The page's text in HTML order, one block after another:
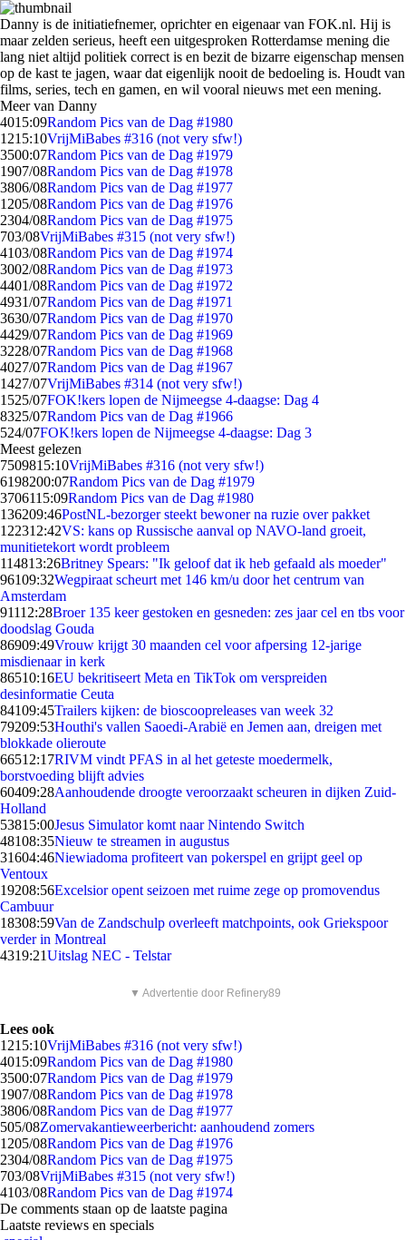
Danny is de initiatiefnemer, oprichter en eigenaar van FOK.nl. Hij is
maar zelden serieus, heeft een uitgesproken Rotterdamse mening die
lang niet altijd politiek correct is en bezit de bizarre eigenschap mensen
op de kast te jagen, waar dat eigenlijk nooit de bedoeling is. Houdt van
films, series, tech en gamen, en wil vooral nieuws met een mening.
Meer van Danny
4015:09Random Pics van de Dag #1980
1215:10VrijMiBabes #316 (not very sfw!)
3500:07Random Pics van de Dag #1979
1907/08Random Pics van de Dag #1978
3806/08Random Pics van de Dag #1977
1205/08Random Pics van de Dag #1976
2304/08Random Pics van de Dag #1975
703/08VrijMiBabes #315 (not very sfw!)
4103/08Random Pics van de Dag #1974
3002/08Random Pics van de Dag #1973
4401/08Random Pics van de Dag #1972
4931/07Random Pics van de Dag #1971
3630/07Random Pics van de Dag #1970
4429/07Random Pics van de Dag #1969
3228/07Random Pics van de Dag #1968
4027/07Random Pics van de Dag #1967
1427/07VrijMiBabes #314 (not very sfw!)
1525/07FOK!kers lopen de Nijmeegse 4-daagse: Dag 4
8325/07Random Pics van de Dag #1966
524/07FOK!kers lopen de Nijmeegse 4-daagse: Dag 3
Meest gelezen
7509815:10VrijMiBabes #316 (not very sfw!)
6198200:07Random Pics van de Dag #1979
3706115:09Random Pics van de Dag #1980
136209:46PostNL-bezorger steekt bewoner na ruzie over pakket
122312:42VS: kans op Russische aanval op NAVO-land groeit,
munitietekort wordt probleem
114813:26Britney Spears: "Ik geloof dat ik heb gefaald als moeder"
96109:32Wegpiraat scheurt met 146 km/u door het centrum van
Amsterdam
91112:28Broer 135 keer gestoken en gesneden: zes jaar cel en tbs voor
doodslag Gouda
86909:49Vrouw krijgt 30 maanden cel voor afpersing 12-jarige
misdienaar in kerk
86510:16EU bekritiseert Meta en TikTok om verspreiden
desinformatie Ceuta
84109:45Trailers kijken: de bioscoopreleases van week 32
79209:53Houthi's vallen Saoedi-Arabië en Jemen aan, dreigen met
blokkade olieroute
66512:17RIVM vindt PFAS in al het geteste moedermelk,
borstvoeding blijft advies
60409:28Aanhoudende droogte veroorzaakt scheuren in dijken Zuid-
Holland
53815:00Jesus Simulator komt naar Nintendo Switch
48108:35Nieuw te streamen in augustus
31604:46Niewiadoma profiteert van pokerspel en grijpt geel op
Ventoux
19208:56Excelsior opent seizoen met ruime zege op promovendus
Cambuur
18308:59Van de Zandschulp overleeft matchpoints, ook Griekspoor
verder in Montreal
4319:21Uitslag NEC - Telstar
▼ Advertentie door Refinery89
Lees ook
1215:10VrijMiBabes #316 (not very sfw!)
4015:09Random Pics van de Dag #1980
3500:07Random Pics van de Dag #1979
1907/08Random Pics van de Dag #1978
3806/08Random Pics van de Dag #1977
505/08Zomervakantieweerbericht: aanhoudend zomers
1205/08Random Pics van de Dag #1976
2304/08Random Pics van de Dag #1975
703/08VrijMiBabes #315 (not very sfw!)
4103/08Random Pics van de Dag #1974
De comments staan op de laatste pagina
Laatste reviews en specials